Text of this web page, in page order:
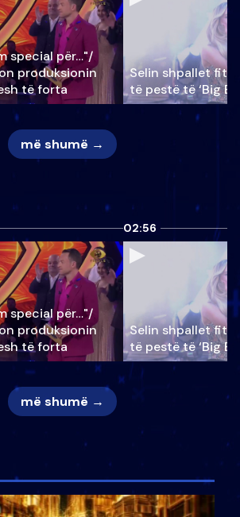
special për…"/
produksionin
të forta
Selin shpallet
të pestë të ‘Big
më shumë →
special për…"/
produksionin
të forta
02:56
Selin shpallet
të pestë të ‘Big
më shumë →